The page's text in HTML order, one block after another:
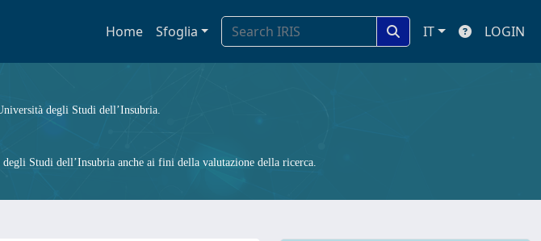
Home Sfoglia IT LOGIN
degli Studi dell’Insubria.
Studi dell’Insubria anche ai fini della valutazione della ricerca.